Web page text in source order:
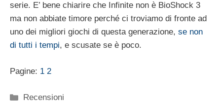
serie. E’ bene chiarire che Infinite non è BioShock 3
ma non abbiate timore perché ci troviamo di fronte ad
uno dei migliori giochi di questa generazione, se non
di tutti i tempi, e scusate se è poco.
Pagine: 1 2
Categorie
Recensioni